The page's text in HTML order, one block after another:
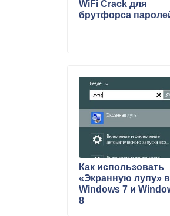
WiFi Crack для
брутфорса
Как использовать
«Экранную лупу» в
Windows 7 и
8